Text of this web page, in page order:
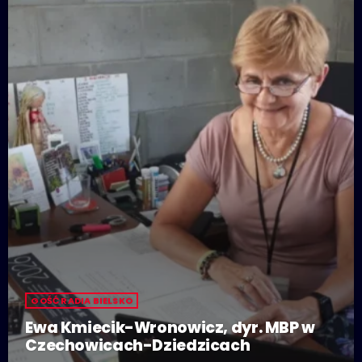
GOŚĆ RADIA BIELSKO
Ewa Kmiecik-Wronowicz, dyr. MBP w
Czechowicach-Dziedzicach